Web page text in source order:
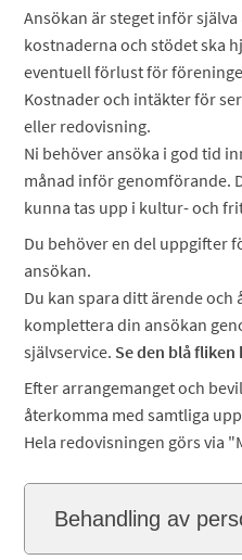
Ansökan är steget inför
kostnaderna och stödet ska
eventuell förlust för
Kostnader och intäkter för
eller redovisning.
Ni behöver ansöka i god tid
månad inför genomförande.
kunna tas upp i kultur- och
Du behöver en del uppgifter
ansökan.
Du kan spara ditt ärende
komplettera din ansökan
självservice. Se den blå
Efter arrangemanget och
återkomma med samtliga
Hela redovisningen görs via
Behandling av